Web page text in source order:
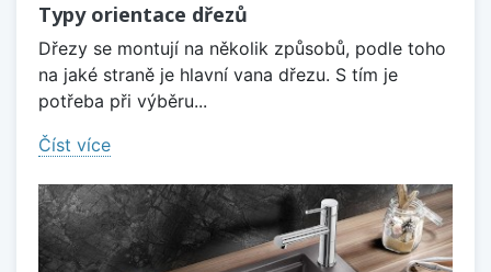
Typy orientace dřezů
Dřezy se montují na několik způsobů, podle toho
na jaké straně je hlavní vana dřezu. S tím je
potřeba při výběru...
Číst více